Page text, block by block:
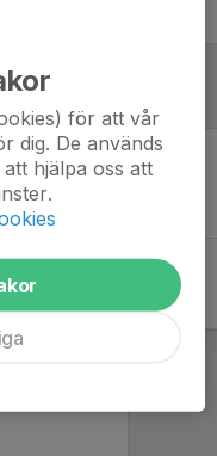
för att vår
dig. De används
hjälpa oss att